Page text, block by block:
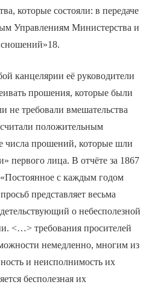
которые состояли: в передаче
Управлениям Министерства и
сношений»18.
канцелярии её руководители
прошения, которые были
не требовали вмешательства
положительным
числа прошений, которые шли
первого лица. В отчёте за 1867
с каждым годом
представляет весьма
о небесполезной
<…> требования просителей
немедленно, многим из
и неисполнимость их
бесполезная их